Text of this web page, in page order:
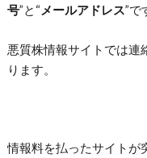
号”と“ メールアドレス”で
悪質株情報サイトでは連
ります。
情報料を払ったサイトが